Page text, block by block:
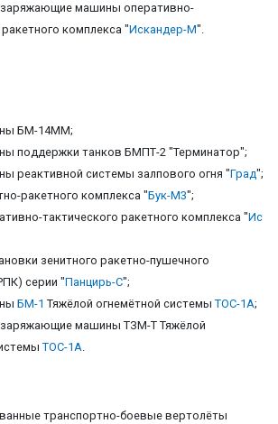
машины оперативно-
комплекса "Искандер-М".
БМ-14ММ;
поддержки танков БМПТ-2 "Терминатор";
реактивной системы залпового огня "Град";
ракетного комплекса "Бук-М3";
тактического ракетного комплекса "Ис
зенитного ракетно-пушечного
серии "Панцирь-С";
БМ-1 Тяжёлой огнемётной системы ТОС-1А;
машины ТЗМ-Т Тяжёлой
ТОС-1А.
транспортно-боевые вертолёты